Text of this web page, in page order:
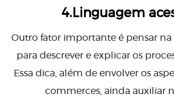
4.Linguagem
Outro fator importante é pensar
para descrever e explicar os
Essa dica, além de envolver os
commerces, ainda auxiliar